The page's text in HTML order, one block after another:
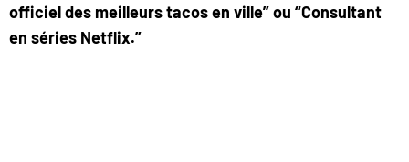
officiel des meilleurs tacos en ville” ou “Consultant
en séries Netflix.”